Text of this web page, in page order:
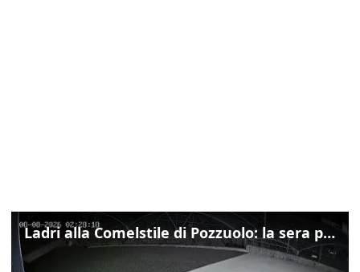
Ladri alla Comelstile di Pozzuolo: la sera prima il tentato furto a Buja, ecco le immagini